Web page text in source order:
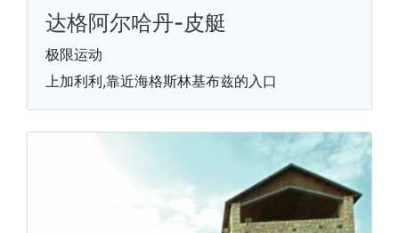
达格阿尔哈丹-皮艇
极限运动
上加利利,靠近海格斯林基布兹的入口